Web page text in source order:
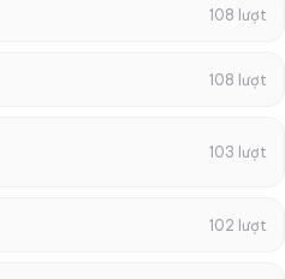
108 lượt
108 lượt
103 lượt
102 lượt